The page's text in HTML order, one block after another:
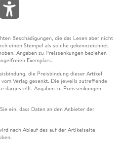
Beschädigungen, die das Lesen aber nicht
einen Stempel als solche gekennzeichnet.
Angaben zu Preissenkungen beziehen
Exemplars.
die Preisbindung dieser Artikel
Verlag gesenkt. Die jeweils zutreffende
dargestellt. Angaben zu Preissenkungen
ein, dass Daten an den Anbieter der
nach Ablauf des auf der Artikelseite